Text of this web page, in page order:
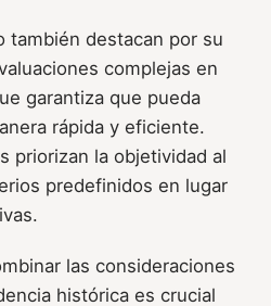
también destacan por su
complejas en
garantiza que pueda
rápida y eficiente.
priorizan la objetividad al
predefinidos en lugar
las consideraciones
histórica es crucial